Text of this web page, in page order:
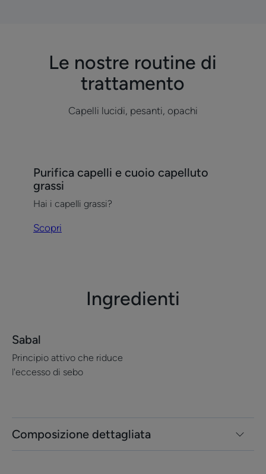
Le nostre routine di
trattamento
Capelli lucidi, pesanti, opachi
Purifica
capelli
e
cuoio
Purifica capelli e cuoio capelluto
grassi
Hai i capelli grassi?
Scopri
Ingredienti
Composizione dettagliata
Sabal
Principio attivo che riduce
l'eccesso di sebo